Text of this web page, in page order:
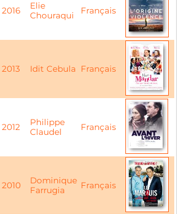
2016
Elie
Chouraqui
Français
2013 Idit Cebula Français
2012
Philippe
Claudel
Français
2010
Dominique
Farrugia
Français